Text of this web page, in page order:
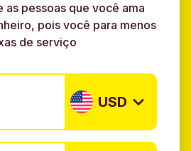
as pessoas que você ama
pois você para menos
de serviço
USD